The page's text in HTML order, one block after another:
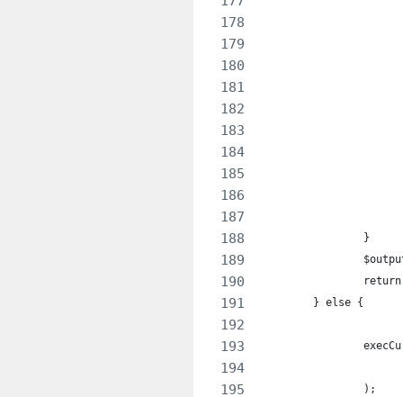
		}
	} else {
		);